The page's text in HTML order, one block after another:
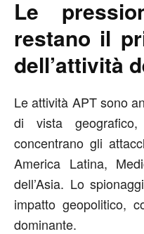
Le
restano il
dell’attività
Le attività APT sono
di vista
concentrano gli
America Latina,
dell’Asia. Lo
impatto geopolitico,
dominante.